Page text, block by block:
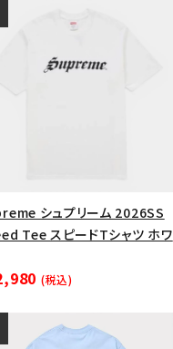
シュプリーム 2026SS
Tee スピードTシャツ ホワ
(税込)